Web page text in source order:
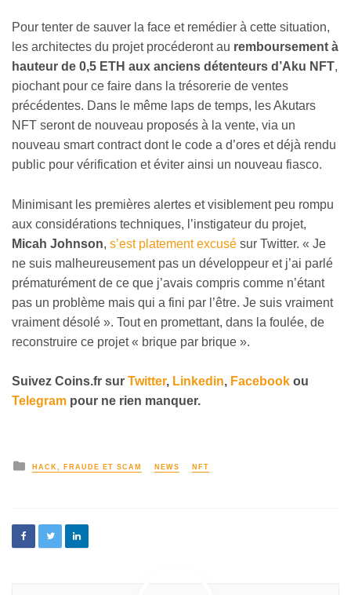
Pour tenter de sauver la face et remédier à cette situation,
les architectes du projet procéderont au remboursement à
hauteur de 0,5 ETH aux anciens détenteurs d’Aku NFT,
piochant pour ce faire dans la trésorerie de ventes
précédentes. Dans le même laps de temps, les Akutars
NFT seront de nouveau proposés à la vente, via un
nouveau smart contract dont le code a d’ores et déjà rendu
public pour vérification et éviter ainsi un nouveau fiasco.
Minimisant les premières alertes et visiblement peu rompu
aux considérations techniques, l’instigateur du projet,
Micah Johnson, s’est platement excusé sur Twitter. « Je
ne suis malheureusement pas un développeur et j’ai parlé
prématurément de ce que j’avais compris comme n’étant
pas un problème mais qui a fini par l’être. Je suis vraiment
vraiment désolé ». Tout en promettant, dans la foulée, de
reconstruire ce projet « brique par brique ».
Suivez Coins.fr sur Twitter, Linkedin, Facebook ou
Telegram pour ne rien manquer.
HACK, FRAUDE ET SCAM NEWS NFT